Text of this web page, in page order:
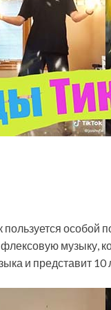
особой
музыку,
и представит